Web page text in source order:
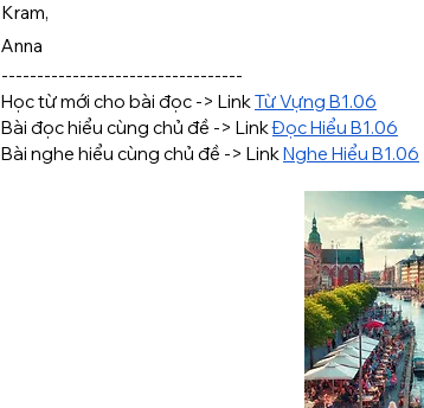
Kram,
Anna
----------------------------------
Học từ mới cho bài đọc -> Link Từ Vựng B1.06
Bài đọc hiểu cùng chủ đề -> Link Đọc Hiểu B1.06
Bài nghe hiểu cùng chủ đề -> Link Nghe Hiểu B1.06